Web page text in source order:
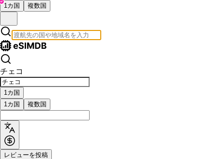
1カ国 複数国
チェコ
1カ国
1カ国
複数国
レビューを投稿